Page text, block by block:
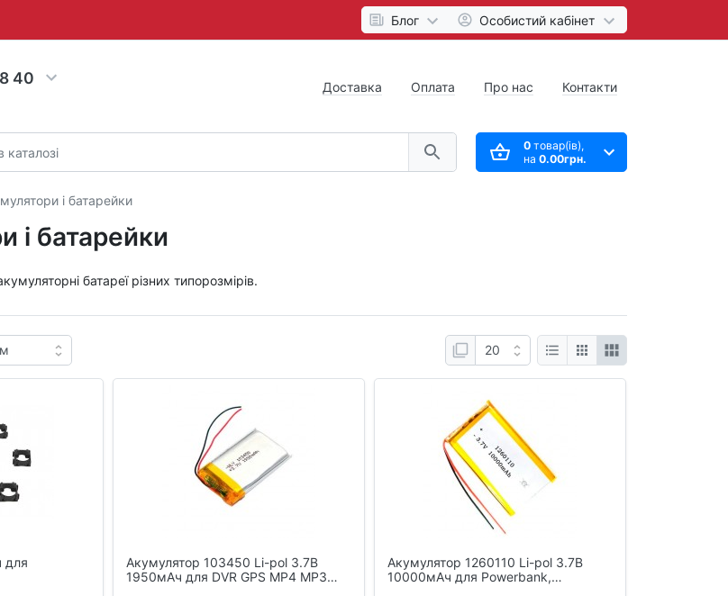
Блог Особистий кабінет
40 Доставка Оплата Про нас Контакти
0товар(ів),
на 0.00грн.
і батарейки
і батарейки
батареї різних типорозмірів.
для
Акумулятор 103450 Li-pol 3.7В
1950мАч для DVR GPS MP4 MP3
Акумулятор 1260110 Li-pol 3.7В
10000мАч для Powerbank,